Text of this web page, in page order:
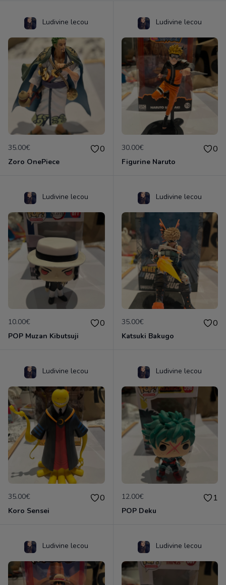
Ludivine lecou
35.00€ 0
Zoro OnePiece
Ludivine lecou
30.00€ 0
Figurine Naruto
Ludivine lecou
10.00€ 0
POP Muzan Kibutsuji
Ludivine lecou
35.00€ 0
Katsuki Bakugo
Ludivine lecou
35.00€ 0
Koro Sensei
Ludivine lecou
12.00€ 1
POP Deku
Ludivine lecou Ludivine lecou